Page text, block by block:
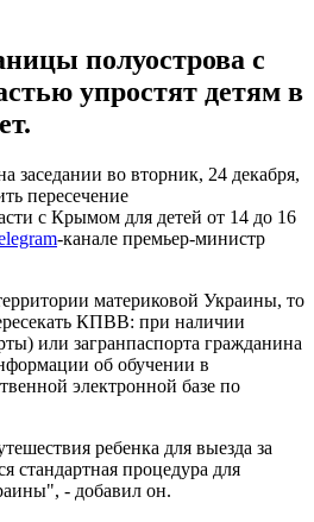
полуострова с
упростят детям в
заседании во вторник, 24 декабря,
пересечение
с Крымом для детей от 14 до 16
-канале премьер-министр
материковой Украины, то
КПВВ: при наличии
или загранпаспорта гражданина
об обучении в
электронной базе по
ребенка для выезда за
стандартная процедура для
- добавил он.